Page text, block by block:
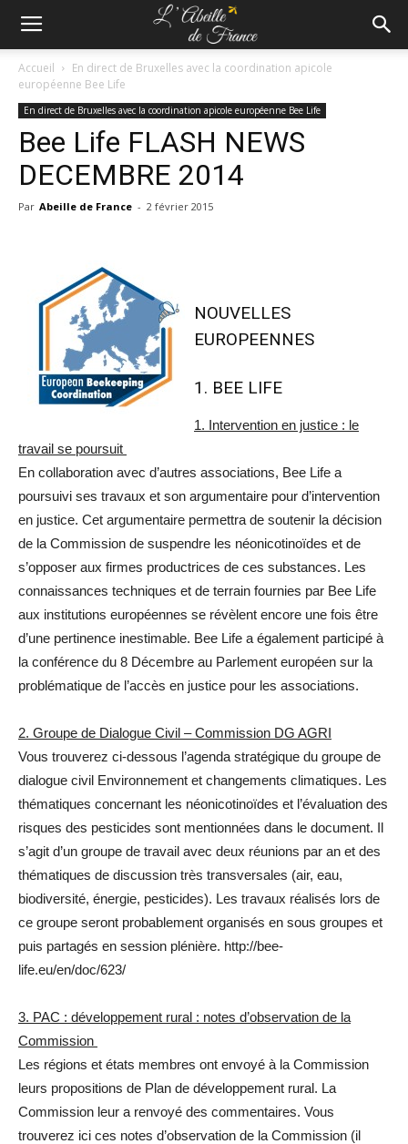
Accueil
En direct de Bruxelles avec la coordination apicole
européenne Bee Life
En direct de Bruxelles avec la coordination apicole européenne Bee Life
Bee Life FLASH NEWS
DECEMBRE 2014
Par Abeille de France - 2 février 2015
NOUVELLES
EUROPEENNES
1. BEE LIFE
1. Intervention en justice : le
travail se poursuit
En collaboration avec d’autres associations, Bee Life a
poursuivi ses travaux et son argumentaire pour d’intervention
en justice. Cet argumentaire permettra de soutenir la décision
de la Commission de suspendre les néonicotinoïdes et de
s’opposer aux firmes productrices de ces substances. Les
connaissances techniques et de terrain fournies par Bee Life
aux institutions européennes se révèlent encore une fois être
d’une pertinence inestimable. Bee Life a également participé à
la conférence du 8 Décembre au Parlement européen sur la
problématique de l’accès en justice pour les associations.
2. Groupe de Dialogue Civil – Commission DG AGRI
Vous trouverez ci-dessous l’agenda stratégique du groupe de
dialogue civil Environnement et changements climatiques. Les
thématiques concernant les néonicotinoïdes et l’évaluation des
risques des pesticides sont mentionnées dans le document. Il
s’agit d’un groupe de travail avec deux réunions par an et des
thématiques de discussion très transversales (air, eau,
biodiversité, énergie, pesticides). Les travaux réalisés lors de
ce groupe seront probablement organisés en sous groupes et
puis partagés en session plénière. http://bee-
life.eu/en/doc/623/
3. PAC : développement rural : notes d’observation de la
Commission
Les régions et états membres ont envoyé à la Commission
leurs propositions de Plan de développement rural. La
Commission leur a renvoyé des commentaires. Vous
trouverez ici ces notes d’observation de la Commission (il